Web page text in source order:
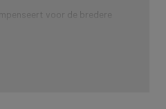
voor de bredere
met geïntegreerd